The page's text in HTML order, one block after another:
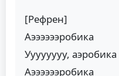
[Рефрен]
Аээээээробика
Уууууууу, аэробика
Аээээээробика